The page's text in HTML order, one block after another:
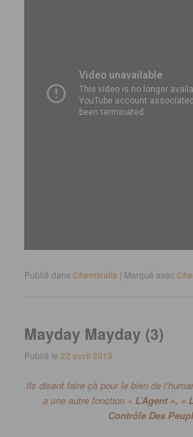
Publié dans Chemtrails | Marqué avec
Mayday Mayday (3)
Publié le22 avril 2015
Ils disent faire çà pour le bien de
a une autre fonction « L’Agent », «
Contrôle Des